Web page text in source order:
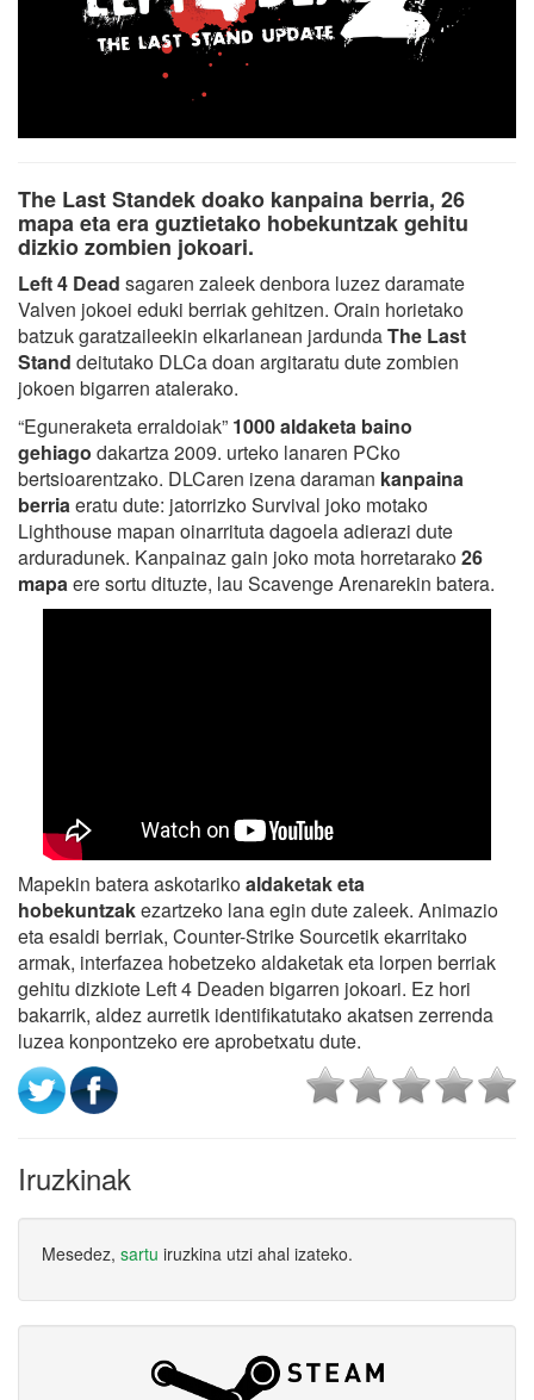
The Last Standek doako kanpaina berria, 26
mapa eta era guztietako hobekuntzak gehitu
dizkio zombien jokoari.
Left 4 Dead sagaren zaleek denbora luzez daramate
Valven jokoei eduki berriak gehitzen. Orain horietako
batzuk garatzaileekin elkarlanean jardundaThe Last
Stand deitutako DLCa doan argitaratu dute zombien
jokoen bigarren atalerako.
“Eguneraketa erraldoiak” 1000 aldaketa baino
gehiago dakartza 2009. urteko lanaren PCko
bertsioarentzako. DLCaren izena daraman kanpaina
berriaeratu dute: jatorrizko Survival joko motako
Lighthouse mapan oinarrituta dagoela adierazi dute
arduradunek. Kanpainaz gain joko mota horretarako26
mapaere sortu dituzte, lau Scavenge Arenarekin batera.
Mapekin batera askotarikoaldaketak eta
hobekuntzakezartzeko lana egin dute zaleek. Animazio
eta esaldi berriak, Counter-Strike Sourcetik ekarritako
armak, interfazea hobetzeko aldaketak eta lorpen berriak
gehitu dizkiote Left 4 Deaden bigarren jokoari. Ez hori
bakarrik, aldez aurretik identifikatutako akatsen zerrenda
luzea konpontzeko ere aprobetxatu dute.
Iruzkinak
Mesedez, sartu iruzkina utzi ahal izateko.